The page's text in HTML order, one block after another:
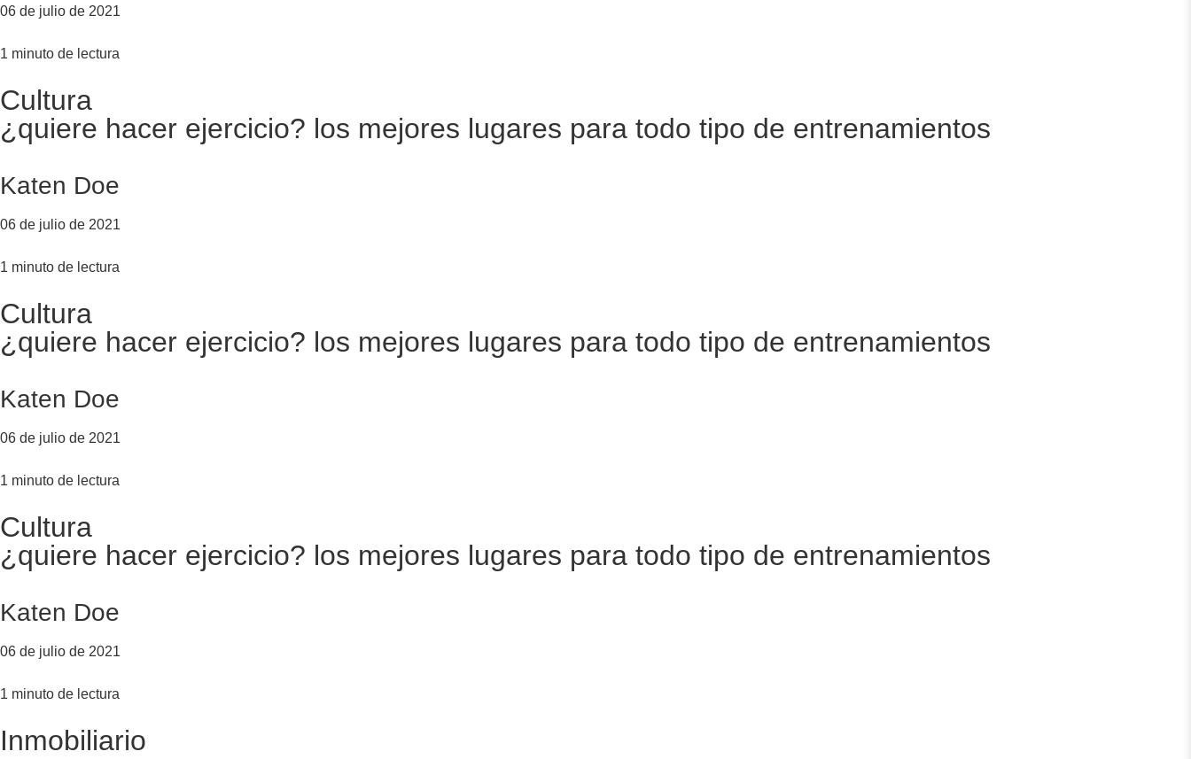
06 de julio de 2021
1 minuto de lectura
Cultura
¿quiere hacer ejercicio? los mejores lugares para todo tipo de entrenamientos
Katen Doe
06 de julio de 2021
1 minuto de lectura
Cultura
¿quiere hacer ejercicio? los mejores lugares para todo tipo de entrenamientos
Katen Doe
06 de julio de 2021
1 minuto de lectura
Cultura
¿quiere hacer ejercicio? los mejores lugares para todo tipo de entrenamientos
Katen Doe
06 de julio de 2021
1 minuto de lectura
Inmobiliario